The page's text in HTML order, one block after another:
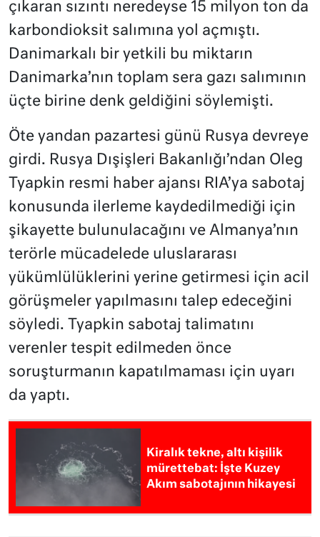
çıkaran sızıntı neredeyse 15 milyon ton da
karbondioksit salımına yol açmıştı.
Danimarkalı bir yetkili bu miktarın
Danimarka’nın toplam sera gazı salımının
üçte birine denk geldiğini söylemişti.
Öte yandan pazartesi günü Rusya devreye
girdi. Rusya Dışişleri Bakanlığı’ndan Oleg
Tyapkin resmi haber ajansı RIA’ya sabotaj
konusunda ilerleme kaydedilmediği için
şikayette bulunulacağını ve Almanya’nın
terörle mücadelede uluslararası
yükümlülüklerini yerine getirmesi için acil
görüşmeler yapılmasını talep edeceğini
söyledi. Tyapkin sabotaj talimatını
verenler tespit edilmeden önce
soruşturmanın kapatılmaması için uyarı
da yaptı.
Kiralık tekne, altı kişilik
mürettebat: İşte Kuzey
Akım sabotajının hikayesi